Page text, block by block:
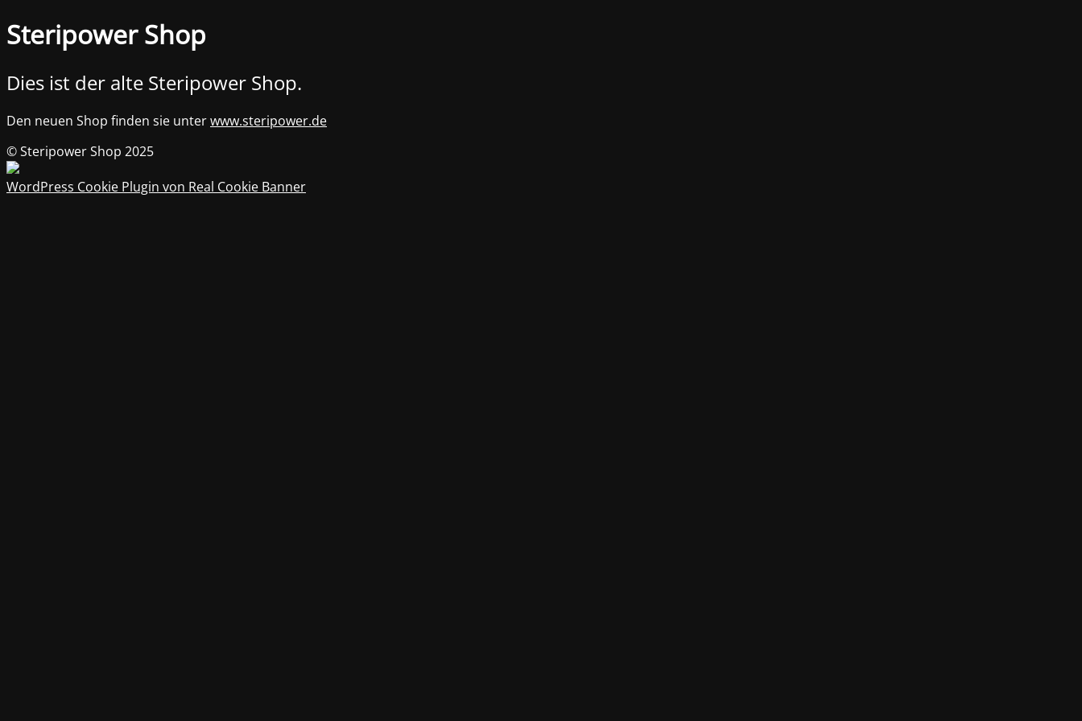
Steripower Shop
Dies ist der alte Steripower Shop.
Den neuen Shop finden sie unterwww.steripower.de
© Steripower Shop 2025
WordPress Cookie Plugin von Real Cookie Banner